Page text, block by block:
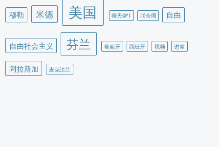
穆勒 米德 美国 聊天GPT 联合国 自由
自由社会主义 芬兰 葡萄牙 西班牙 视频 进度
阿拉斯加 麦克法兰